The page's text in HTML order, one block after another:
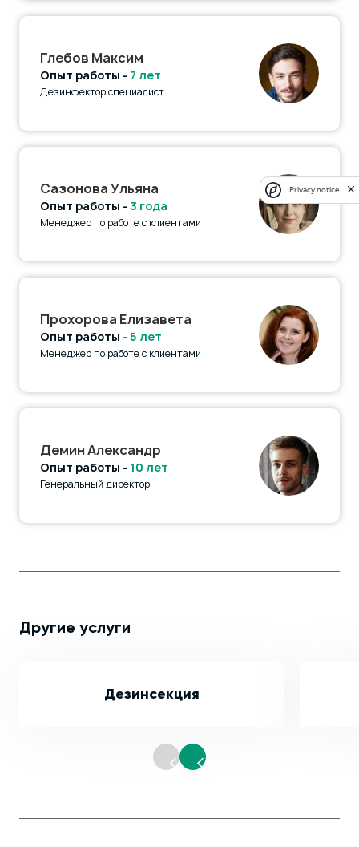
Глебов Максим
Опыт работы - 7 лет
Дезинфектор специалист
Сазонова Ульяна
Опыт работы - 3 года
Менеджер по работе с клиентами
Прохорова Елизавета
Опыт работы - 5 лет
Менеджер по работе с клиентами
Демин Александр
Опыт работы - 10 лет
Генеральный директор
Другие услуги
Дезинсекция
Privacy notice